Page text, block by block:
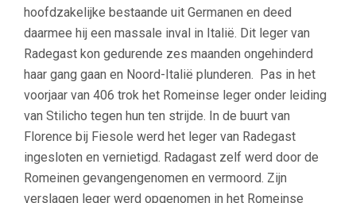
hoofdzakelijke bestaande uit Germanen en deed
daarmee hij een massale inval in Italië. Dit leger van
Radegast kon gedurende zes maanden ongehinderd
haar gang gaan en Noord-Italië plunderen. Pas in het
voorjaar van 406 trok het Romeinse leger onder leiding
van Stilicho tegen hun ten strijde. In de buurt van
Florence bij Fiesole werd het leger van Radegast
ingesloten en vernietigd. Radagast zelf werd door de
Romeinen gevangengenomen en vermoord. Zijn
verslagen leger werd opgenomen in het Romeinse